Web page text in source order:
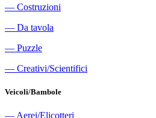
― Costruzioni
― Da tavola
― Puzzle
― Creativi/Scientifici
Veicoli/Bambole
― Aerei/Elicotteri